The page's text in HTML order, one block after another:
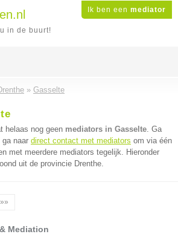
Ik ben een mediator
in de buurt!
» Gasselte
helaas nog geen mediators in Gasselte. Ga
ga naar direct contact met mediators om via één
met meerdere mediators tegelijk. Hieronder
uit de provincie Drenthe.
»»
Mediation